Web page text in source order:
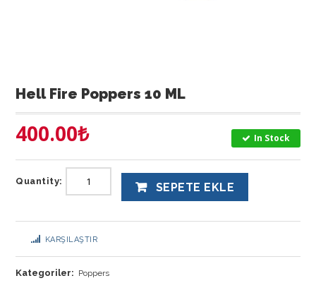
Hell Fire Poppers 10 ML
400.00₺ In Stock
Quantity: SEPETE EKLE
KARŞILAŞTIR
Kategoriler: Poppers